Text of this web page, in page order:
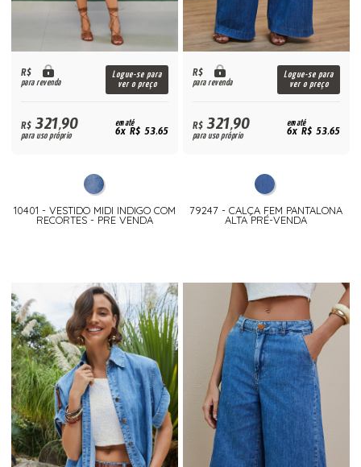
R$
para revenda
Logue-se para
ver o preço
R$321,90
para uso próprio
em até
6x R$ 53,65
10401 - VESTIDO MIDI INDIGO COM
RECORTES - PRE VENDA
R$
para revenda
Logue-se para
ver o preço
R$321,90
para uso próprio
em até
6x R$ 53,65
79247 - CALÇA FEM PANTALONA
ALTA PRÉ-VENDA